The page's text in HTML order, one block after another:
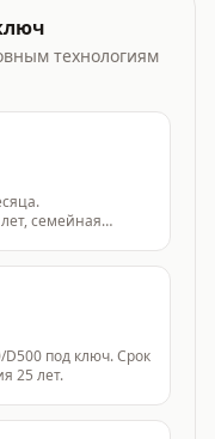
технологиям
семейная
под ключ. Срок
25 лет.